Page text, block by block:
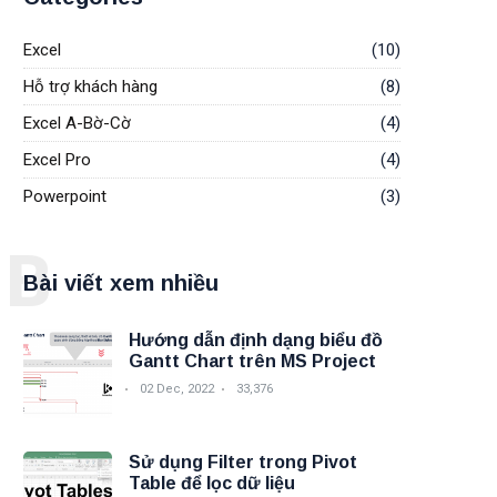
Excel
(10)
Hỗ trợ khách hàng
(8)
Excel A-Bờ-Cờ
(4)
Excel Pro
(4)
Powerpoint
(3)
Bài viết xem nhiều
B
Hướng dẫn định dạng biểu đồ
Gantt Chart trên MS Project
02 Dec, 2022 33,376
Sử dụng Filter trong Pivot
Table để lọc dữ liệu